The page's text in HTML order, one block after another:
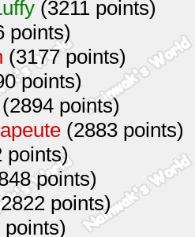
(3211 points)
points)
(3177 points)
points)
(2894 points)
(2883 points)
points)
points)